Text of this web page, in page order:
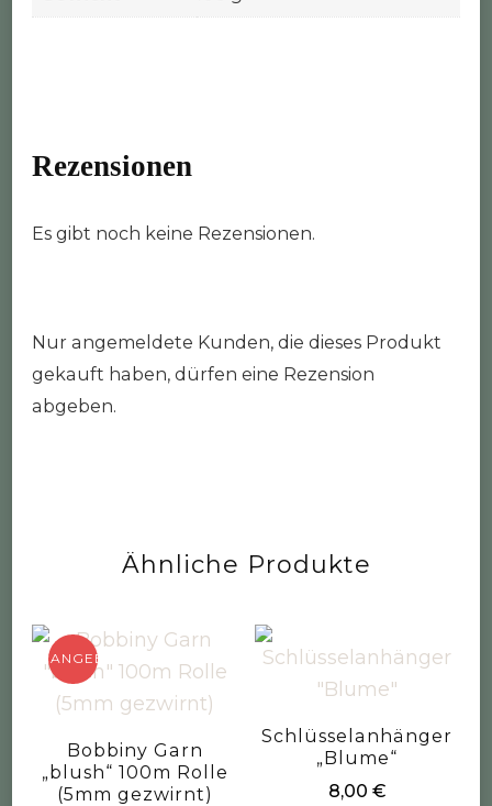
Rezensionen
Es gibt noch keine Rezensionen.
Nur angemeldete Kunden, die dieses Produkt
gekauft haben, dürfen eine Rezension
abgeben.
Ähnliche Produkte
ANGEBOT!
Bobbiny Garn
„blush“ 100m Rolle
(5mm gezwirnt)
Schlüsselanhänger
„Blume“
8,00 €